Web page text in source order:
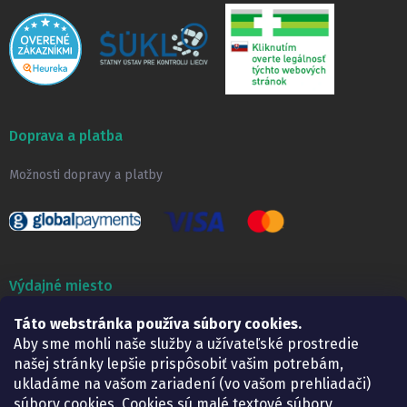
Táto webstránka používa súbory cookies.
Aby sme mohli naše služby a užívateľské prostredie
našej stránky lepšie prispôsobiť vašim potrebám,
ukladáme na vašom zariadení (vo vašom prehliadači)
Doprava a platba
Možnosti dopravy a platby
Výdajné miesto
Lekáreň ADONAI
Košice – Smetanova 2
Pondelok:
07.30 – 15.30 h.
Utorok:
07.30 – 16.00 h.
Streda:
07.30 – 16.00 h.